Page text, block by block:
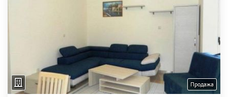
Продажа